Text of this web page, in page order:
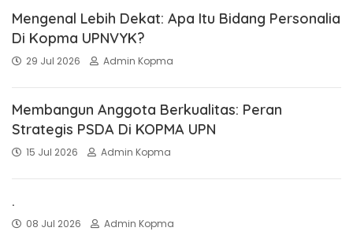
Mengenal Lebih Dekat: Apa Itu Bidang Personalia
Di Kopma UPNVYK?
29 Jul 2026 Admin Kopma
Membangun Anggota Berkualitas: Peran
Strategis PSDA Di KOPMA UPN
15 Jul 2026 Admin Kopma
.
08 Jul 2026 Admin Kopma